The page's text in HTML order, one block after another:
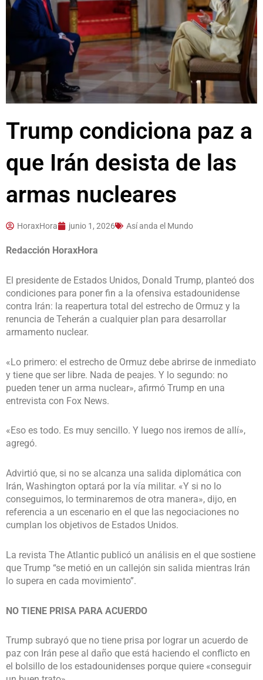
Trump condiciona paz a
que Irán desista de las
armas nucleares
HoraxHora junio 1, 2026 Así anda el Mundo
Redacción HoraxHora
El presidente de Estados Unidos, Donald Trump, planteó dos
condiciones para poner fin a la ofensiva estadounidense
contra Irán: la reapertura total del estrecho de Ormuz y la
renuncia de Teherán a cualquier plan para desarrollar
armamento nuclear.
«Lo primero: el estrecho de Ormuz debe abrirse de inmediato
y tiene que ser libre. Nada de peajes. Y lo segundo: no
pueden tener un arma nuclear», afirmó Trump en una
entrevista con Fox News.
«Eso es todo. Es muy sencillo. Y luego nos iremos de allí»,
agregó.
Advirtió que, si no se alcanza una salida diplomática con
Irán, Washington optará por la vía militar. «Y si no lo
conseguimos, lo terminaremos de otra manera», dijo, en
referencia a un escenario en el que las negociaciones no
cumplan los objetivos de Estados Unidos.
La revista The Atlantic publicó un análisis en el que sostiene
que Trump “se metió en un callejón sin salida mientras Irán
lo supera en cada movimiento”.
NO TIENE PRISA PARA ACUERDO
Trump subrayó que no tiene prisa por lograr un acuerdo de
paz con Irán pese al daño que está haciendo el conflicto en
el bolsillo de los estadounidenses porque quiere «conseguir